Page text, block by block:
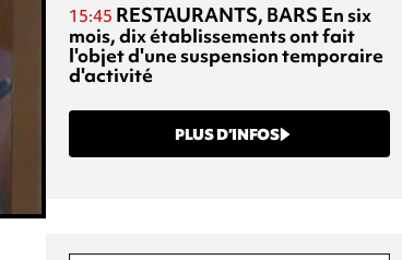
15:45 RESTAURANTS, BARS En six
mois, dix établissements ont fait
l'objet d'une suspension temporaire
d'activité
PLUS D’INFOS